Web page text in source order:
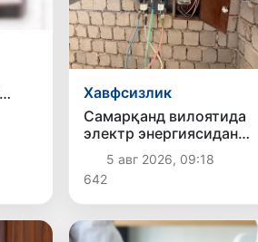
Хавфсизлик
Самарқанд вилоятида
электр энергиясидан
ноқонуний фойдаланиш
ҳолати фош этилди
5 авг 2026, 09:18
642